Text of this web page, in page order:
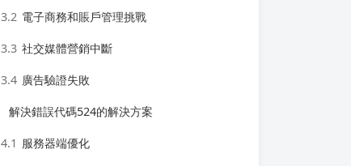
3.2 電子商務和賬戶管理挑戰
3.3 社交媒體營銷中斷
3.4 廣告驗證失敗
解決錯誤代碼524的解決方案
4.1 服務器端優化